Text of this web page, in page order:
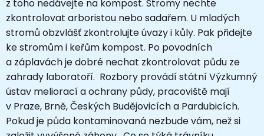
z toho nedávejte na kompost. Stromy nechte
zkontrolovat arboristou nebo sadařem. U mladých
stromů obzvlášť zkontrolujte úvazy i kůly. Pak přidejte
ke stromům i keřům kompost. Po povodních
a záplavách je dobré nechat zkontrolovat půdu ze
zahrady laboratoří. Rozbory provádí státní Výzkumný
ústav meliorací a ochrany půdy, pracoviště mají
v Praze, Brně, Českých Budějovicích a Pardubicích.
Pokud je půda kontaminovaná nezbude vám, než si